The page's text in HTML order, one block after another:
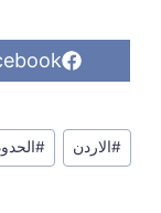
S
h
e
o
وسوم
المقال:
#الاردن #